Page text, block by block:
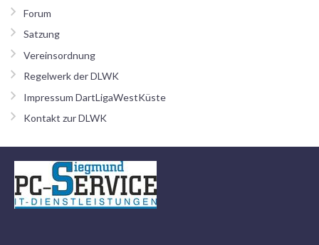
Forum
Satzung
Vereinsordnung
Regelwerk der DLWK
Impressum DartLigaWestKüste
Kontakt zur DLWK